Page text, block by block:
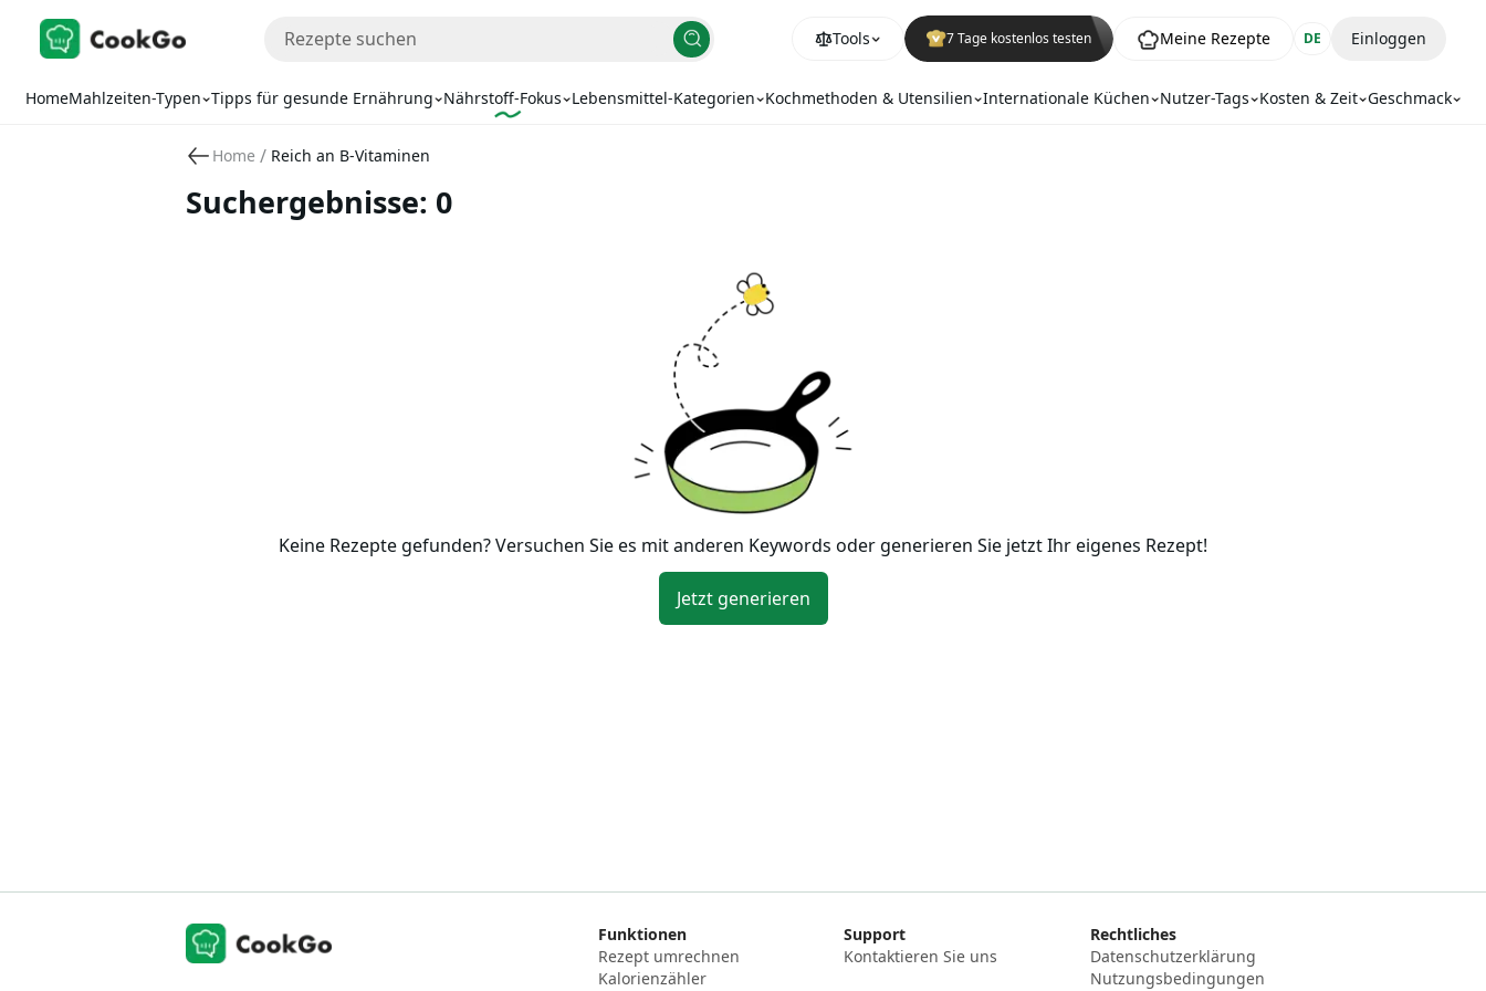
Tools 7 Tage kostenlos testen Meine Rezepte DE Einloggen
HomeMahlzeiten-Typen Tipps für gesunde Ernährung Nährstoff-Fokus Lebensmittel-Kategorien Kochmethoden & Utensilien Internationale Küchen Nutzer-Tags Kosten & Zeit Geschmack
Home / Reich an B-Vitaminen
Suchergebnisse: 0
Keine Rezepte gefunden? Versuchen Sie es mit anderen Keywords oder generieren Sie jetzt Ihr eigenes Rezept!
Jetzt generieren
Funktionen
Rezept umrechnen
Kalorienzähler
Support
Kontaktieren Sie uns
Rechtliches
Datenschutzerklärung
Nutzungsbedingungen